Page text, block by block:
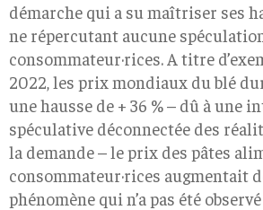
démarche qui a su maîtriser ses
ne répercutant aucune
consommateur·rices. A titre
2022, les prix mondiaux du blé
une hausse de + 36 % – dû à une
spéculative déconnectée des
la demande – le prix des pâtes
consommateur·rices augmentait
phénomène qui n’a pas été